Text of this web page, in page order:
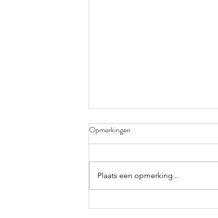
KLEURRIJK
Verdorie toch, weer vergeten!
volgende keer mijn knijper en
Opmerkingen
Plaats een opmerking...